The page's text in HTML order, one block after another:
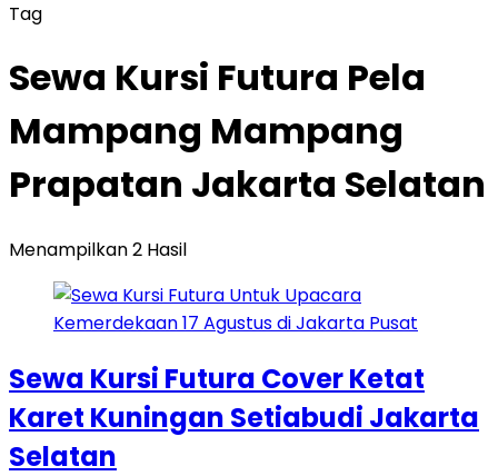
Tag
Sewa Kursi Futura Pela
Mampang Mampang
Prapatan Jakarta Selatan
Menampilkan 2 Hasil
Sewa Kursi Futura Cover Ketat
Karet Kuningan Setiabudi Jakarta
Selatan